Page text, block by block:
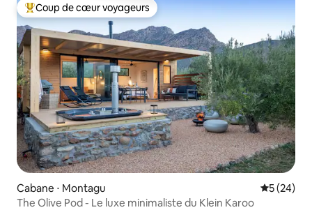
Coups de cœur voyageurs les plus appréciés
Coup de cœur voyageurs
Cabane ⋅ Montagu
5 (24)
The Olive Pod - Le luxe minimaliste du Klein Karoo